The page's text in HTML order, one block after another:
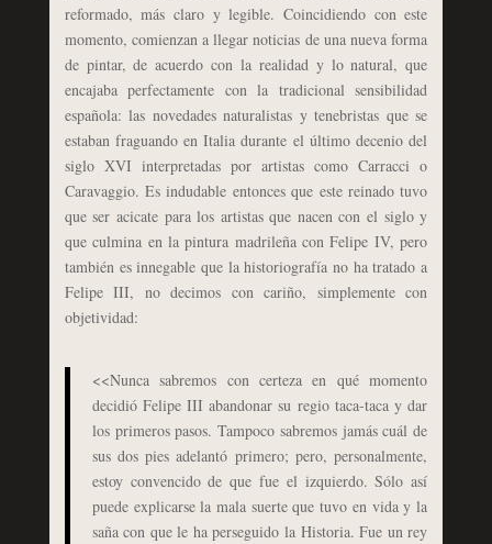
reformado, más claro y legible. Coincidiendo con este
momento, comienzan a llegar noticias de una nueva forma
de pintar, de acuerdo con la realidad y lo natural, que
encajaba perfectamente con la tradicional sensibilidad
española: las novedades naturalistas y tenebristas que se
estaban fraguando en Italia durante el último decenio del
siglo XVI interpretadas por artistas como Carracci o
Caravaggio. Es indudable entonces que este reinado tuvo
que ser acicate para los artistas que nacen con el siglo y
que culmina en la pintura madrileña con Felipe IV, pero
también es innegable que la historiografía no ha tratado a
Felipe III, no decimos con cariño, simplemente con
objetividad:
<<Nunca sabremos con certeza en qué momento
decidió Felipe III abandonar su regio taca-taca y dar
los primeros pasos. Tampoco sabremos jamás cuál de
sus dos pies adelantó primero; pero, personalmente,
estoy convencido de que fue el izquierdo. Sólo así
puede explicarse la mala suerte que tuvo en vida y la
saña con que le ha perseguido la Historia. Fue un rey